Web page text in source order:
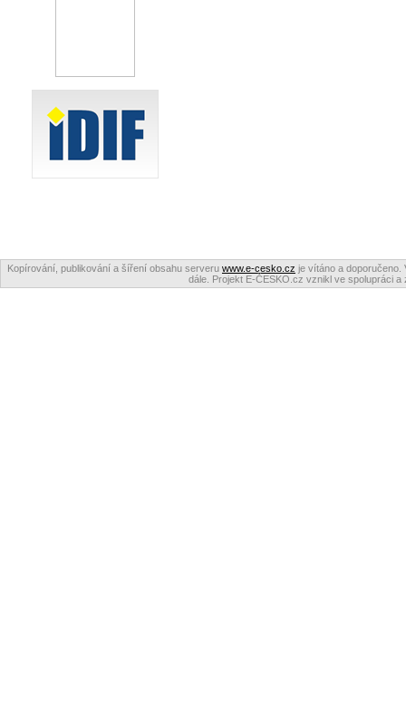
Kopírování, publikování a šíření obsahu serveru www.e-cesko.cz je vítáno a doporučeno.
dále. Projekt E-ČESKO.cz vznikl ve spolupráci